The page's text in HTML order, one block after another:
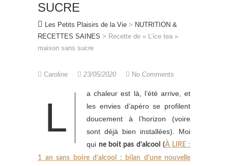
SUCRE
Les Petits Plaisirs de la Vie > NUTRITION &
RECETTES SAINES > Recette de « L’ice tea »
maison sans sucre
Caroline 23/05/2020 No Comments
L
a chaleur est là, l’été arrive, et
les envies d’apéro se profilent
doucement à l’horizon (voire
sont déjà bien installées). Moi
quine boit pas d’alcool (À LIRE :
1 an sans boire d’alcool : bilan d’une nouvelle